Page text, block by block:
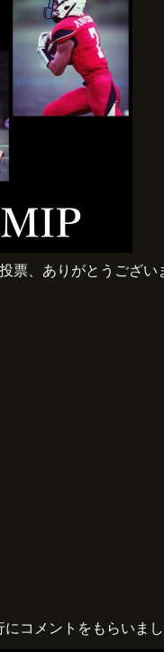
票、ありがとうござい
コメントをもらいま